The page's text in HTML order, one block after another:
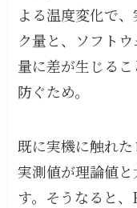
よる温度変化で
ク量と、ソフト
量に差が生じる
防ぐため。
既に実機に触れた
実測値が理論値
す。そうなると